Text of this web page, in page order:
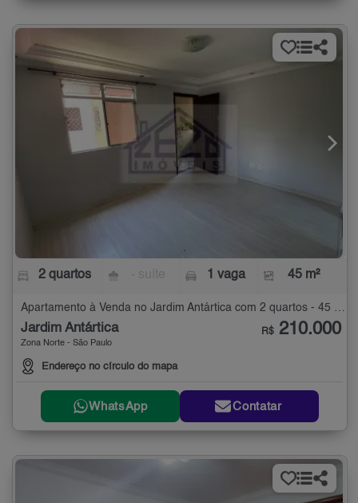
2 quartos 1 vaga 45 m²
Apartamento à Venda no Jardim Antártica com 2 quartos - 45 m²
Jardim Antártica
Zona Norte - São Paulo
Endereço no círculo do mapa
R$ 210.000
WhatsApp Contatar